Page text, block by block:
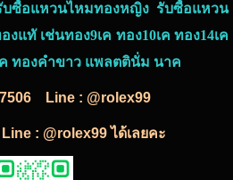
บซื้อแหวนไหมทองหญิง รับซื้อแหวน
แทั เช่นทอง9เค ทอง10เค ทอง14เค
ค ทองคำขาว แพลตตินั่ม นาค
Line : @rolex99
: @rolex99 ได้เลยคะ